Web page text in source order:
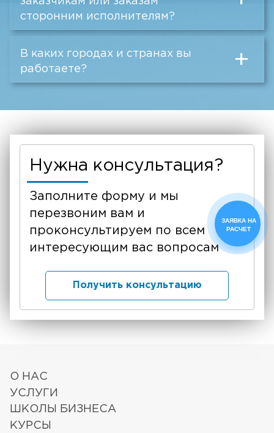
сторонним исполнителям?
В каких городах и странах вы
работаете?
+
Нужна консультация?
Заполните форму и мы
перезвоним вам и
проконсультируем по всем
интересующим вас вопросам
Получить консультацию
О НАС
УСЛУГИ
ШКОЛЫ БИЗНЕСА
КУРСЫ
ЗАЯВКА НА
РАСЧЕТ